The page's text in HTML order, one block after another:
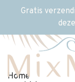
Gratis
Home